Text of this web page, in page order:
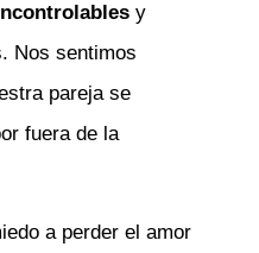
y
Nos sentimos
pareja se
fuera de la
a perder el amor